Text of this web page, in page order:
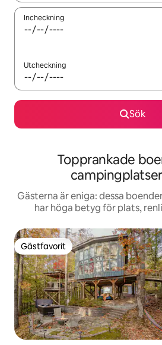
Incheckning
Utcheckning
Sök
Topprankade
Gästerna är eniga: dessa
har höga betyg för plats,
Gästfavorit
Gästfavorit